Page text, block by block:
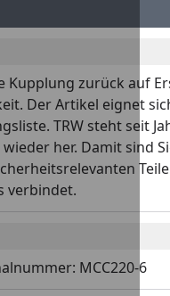
Kupplung zurück auf
Der Artikel eignet
TRW steht seit
her. Damit
verbindet.
MCC220-6